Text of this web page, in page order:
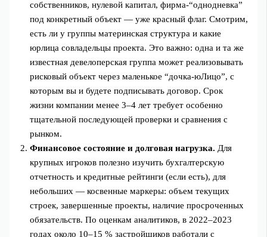
собственников, нулевой капитал, фирма‑“однодневка”
под конкретный объект — уже красный флаг. Смотрим,
есть ли у группы материнская структура и какие
юрлица совладельцы проекта. Это важно: одна и та же
известная девелоперская группа может реализовывать
рисковый объект через маленькое “дочка‑юЛицо”, с
которым вы и будете подписывать договор. Срок
жизни компании менее 3–4 лет требует особенно
тщательной последующей проверки и сравнения с
рынком.
Финансовое состояние и долговая нагрузка. Для
крупных игроков полезно изучить бухгалтерскую
отчетность и кредитные рейтинги (если есть), для
небольших — косвенные маркеры: объем текущих
строек, завершенные проекты, наличие просроченных
обязательств. По оценкам аналитиков, в 2022–2023
годах около 10–15 % застройщиков работали с